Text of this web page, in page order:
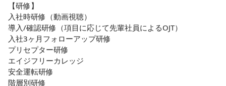
【研修】
入社時研修（動画視聴）
導入/確認研修（項目に応じて先輩社員によるOJT）
入社3ヶ月フォローアップ研修
プリセプター研修
エイジフリーカレッジ
安全運転研修
階層別研修